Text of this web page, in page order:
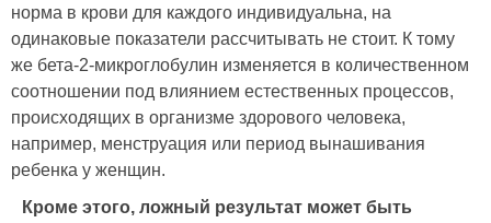
норма в крови для каждого индивидуальна, на
одинаковые показатели рассчитывать не стоит. К тому
же бета-2-микроглобулин изменяется в количественном
соотношении под влиянием естественных процессов,
происходящих в организме здорового человека,
например, менструация или период вынашивания
ребенка у женщин.
Кроме этого, ложный результат может быть